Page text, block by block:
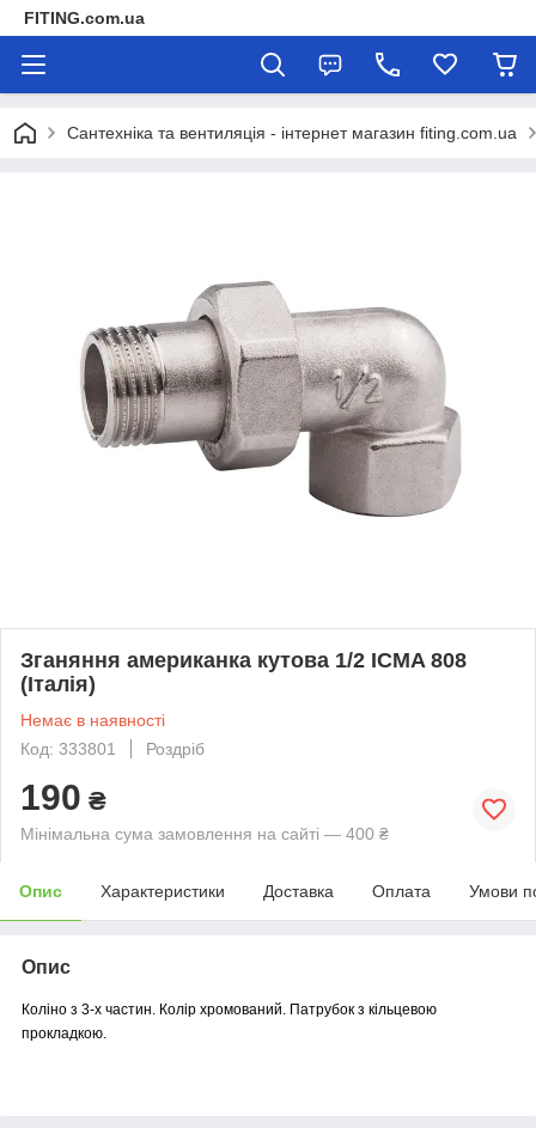
FITING.com.ua
Сантехніка та вентиляція - інтернет магазин fiting.com.ua
Зганяння американка кутова 1/2 ICMA 808
(Італія)
Немає в наявності
Код: 333801
Роздріб
190 ₴
Мінімальна сума замовлення на сайті — 400 ₴
Опис Характеристики Доставка Оплата Умови
Опис
Коліно з 3-х частин. Колір хромований. Патрубок з кільцевою
прокладкою.